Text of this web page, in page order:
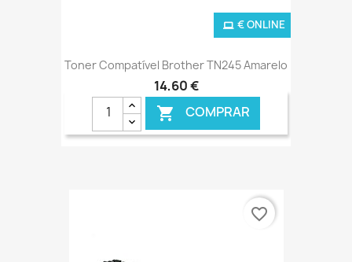
Toner Compatível Brother TN245 Amarelo
14,60 €
 COMPRAR
€ ONLINE
favorite_border